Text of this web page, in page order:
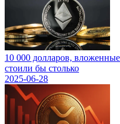
10 000 долларов,
стоили бы столько
2025-06-28